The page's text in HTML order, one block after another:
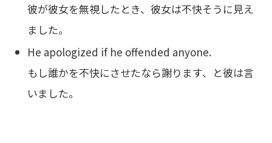
彼が彼女を無視したとき、彼女は不快そうに見え
ました。
He apologized if he offended anyone.
もし誰かを不快にさせたなら謝ります、と彼は言
いました。